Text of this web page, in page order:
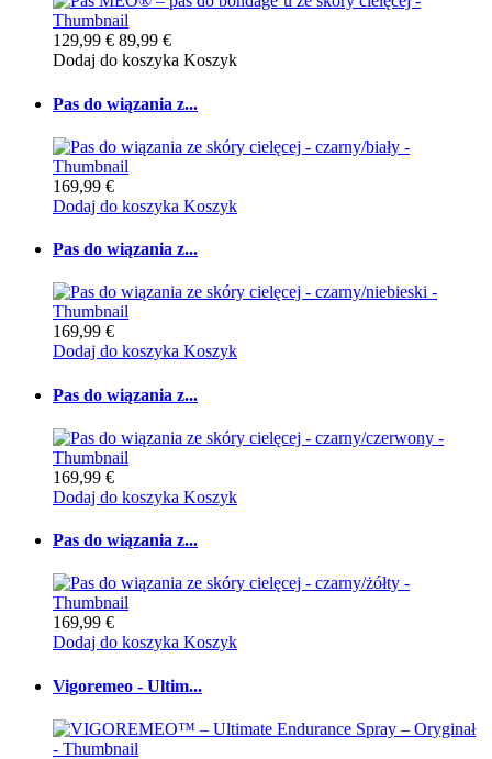
129,99 € 89,99 €
Dodaj do koszyka Koszyk
Pas do wiązania z...
169,99 €
Dodaj do koszyka Koszyk
Pas do wiązania z...
169,99 €
Dodaj do koszyka Koszyk
Pas do wiązania z...
169,99 €
Dodaj do koszyka Koszyk
Pas do wiązania z...
169,99 €
Dodaj do koszyka Koszyk
Vigoremeo - Ultim...